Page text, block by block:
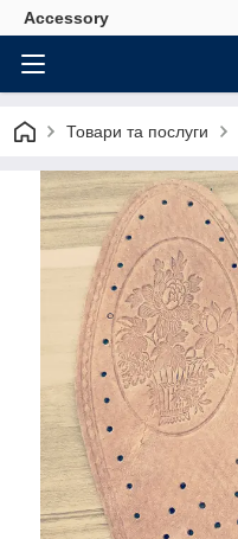
Accessory
Товари та послуги